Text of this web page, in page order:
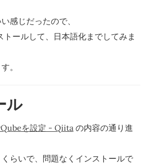
感じだったので、
トールして、日本語化までしてみま
。
ル
を設定 - Qiita の内容の通り進
らいで、問題なくインストールで